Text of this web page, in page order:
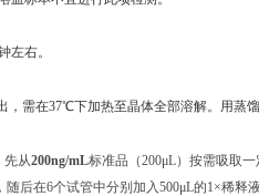
左右。
需在37℃下加热⾄晶体全部溶解。用蒸
先从200ng/mL标准品（200μL）按需吸取
随后在6个试管中分别加入500μL的1×稀